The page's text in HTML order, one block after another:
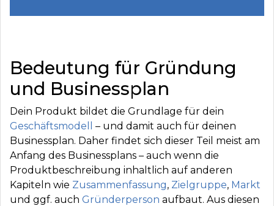
Bedeutung für Gründung
und Businessplan
Dein Produkt bildet die Grundlage für dein
Geschäftsmodell
– und damit auch für deinen
Businessplan. Daher findet sich dieser Teil meist am
Anfang des Businessplans – auch wenn die
Produktbeschreibung inhaltlich auf anderen
Kapiteln wie Zusammenfassung, Zielgruppe, Markt
und ggf. auch Gründerperson aufbaut. Aus diesen